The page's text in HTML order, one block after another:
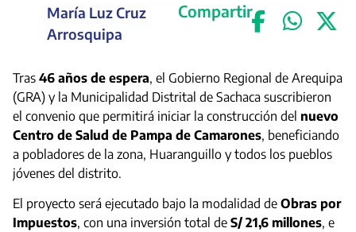
María Luz Cruz
Arrosquipa
Compartir
Tras 46 años de espera, el Gobierno Regional de Arequipa
(GRA) y la Municipalidad Distrital de Sachaca suscribieron
el convenio que permitirá iniciar la construcción del nuevo
Centro de Salud de Pampa de Camarones, beneficiando
a pobladores de la zona, Huaranguillo y todos los pueblos
jóvenes del distrito.
El proyecto será ejecutado bajo la modalidad de Obras por
Impuestos, con una inversión total de S/ 21,6 millones, e